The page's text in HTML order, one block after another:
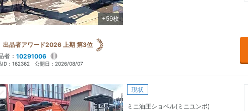
+59枚
出品者アワード2026 上期 第3位
者： 10291006
ID： 162362 公開日： 2026/08/07
現状
ミニ油圧ショベル(ミニユンボ)